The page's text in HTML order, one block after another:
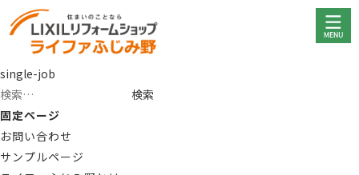
single-job
検
索:
固定ページ
お問い合わせ
サンプルページ